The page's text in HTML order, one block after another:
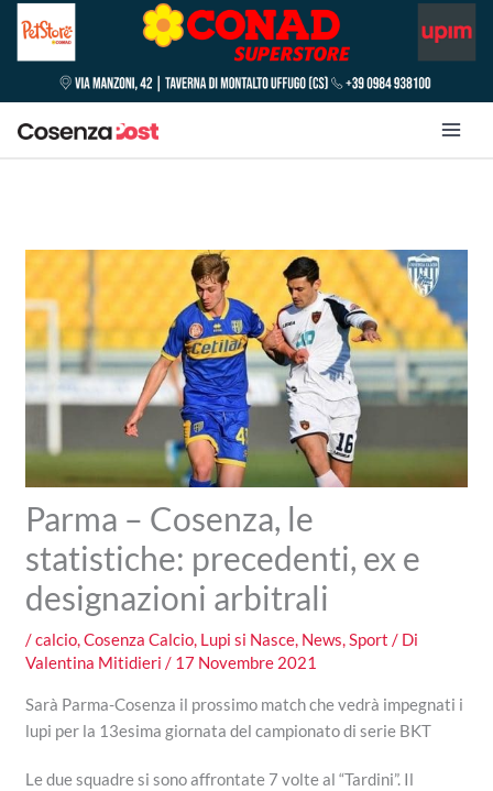
Parma – Cosenza, le
statistiche: precedenti, ex e
designazioni arbitrali
/calcio,Cosenza Calcio, Lupi si Nasce, News,Sport / Di
Valentina Mitidieri/ 17 Novembre 2021
Sarà Parma-Cosenza il prossimo match che vedrà impegnati i
lupi per la 13esima giornata del campionato di serie BKT
Le due squadre si sono affrontate 7 volte al “Tardini”. Il